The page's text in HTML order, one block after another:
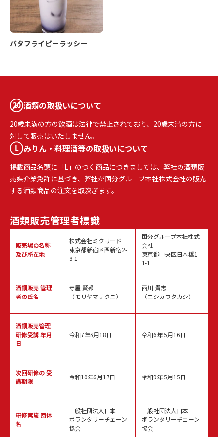
バタフライピーラッシー
酒類の取扱いについて
20歳未満の方の飲酒は法律で禁止されており、20歳未満の方に
対して販売はいたしません。
みりん・料理酒等の取扱いについて
掲載商品名頭に「L」のつく商品につきましては、弊社の酒類販
売媒介業免許に基づき、弊社が国分グループ本社株式会社の販売
する酒類商品の注文を取次ぎます。
酒類販売管理者標識
販売場の名称
及び所在地
酒類販売管理
者の氏名
酒類販売管理
研修受講 年月
日
次回研修の受
講期限
研修実施 団体
名
株式会社ミクリード
東京都新宿区西新宿2-
3-1
守屋 賢邦
（モリヤマサクニ）
令和7年6月18日
令和10年6月17日
一般社団法人日本
ボランタリーチェーン
協会
国分グループ本社株式
会社
東京都中央区日本橋1-
1-1
西川 貴志
（ニシカワタカシ）
令和6年 5月16日
令和9年 5月15日
一般社団法人日本
ボランタリーチェーン
協会